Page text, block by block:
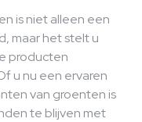
is niet alleen een
maar het stelt u
producten
u nu een ervaren
van groenten is
te blijven met